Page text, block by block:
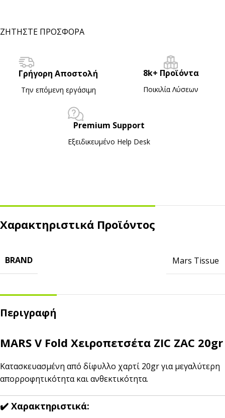
ΖΗΤΗΣΤΕ ΠΡΟΣΦΟΡΑ
Γρήγορη Αποστολή
Την επόμενη εργάσιμη
8k+ Προϊόντα
Ποικιλία Λύσεων
Premium Support
Εξειδικευμένο Ηelp Desk
Χαρακτηριστικά Προϊόντος
BRAND Mars Tissue
Περιγραφή
MARS V Fold Χειροπετσέτα ZIC ZAC 20gr
Κατασκευασμένη από δίφυλλο χαρτί 20gr για μεγαλύτερη
απορροφητικότητα και ανθεκτικότητα.
✔️ Χαρακτηριστικά: